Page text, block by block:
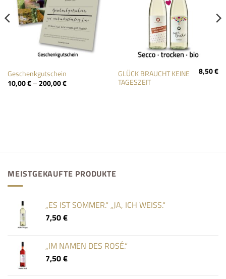
Geschenkgutschein
10,00€– 200,00€
GLÜCK BRAUCHT KEINE
TAGESZEIT
8,50€
MEISTGEKAUFTE PRODUKTE
„ES IST SOMMER.“ „JA, ICH WEISS.“
7,50€
„IM NAMEN DES ROSÉ.“
7,50€